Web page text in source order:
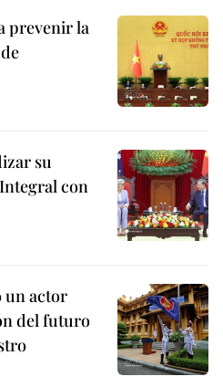
prevenir la
su
con
un actor
del futuro